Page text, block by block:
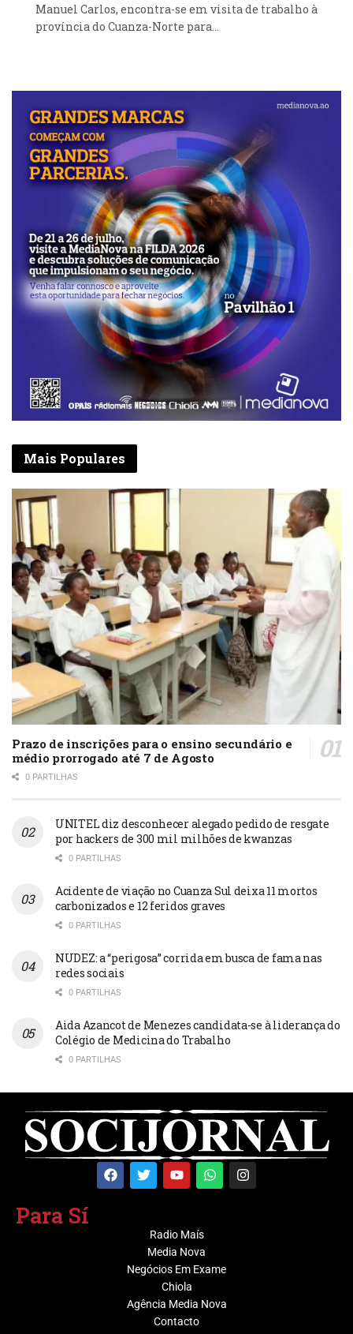
Manuel Carlos, encontra-se em visita de trabalho à
província do Cuanza-Norte para...
Mais Populares
Prazo de inscrições para o ensino secundário e
médio prorrogado até 7 de Agosto
0 PARTILHAS
UNITEL diz desconhecer alegado pedido de resgate
por hackers de 300 mil milhões de kwanzas
0 PARTILHAS
Acidente de viação no Cuanza Sul deixa 11 mortos
carbonizados e 12 feridos graves
0 PARTILHAS
NUDEZ: a “perigosa” corrida em busca de fama nas
redes sociais
0 PARTILHAS
Aida Azancot de Menezes candidata-se à liderança do
Colégio de Medicina do Trabalho
0 PARTILHAS
Para Sí
Radio Maís
Media Nova
Negócios Em Exame
Chiola
Agência Media Nova
Contacto